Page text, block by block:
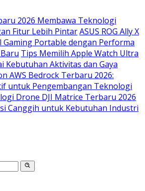
2026 Membawa Teknologi
Fitur Lebih PintarASUS ROG Ally X
Gaming Portable dengan Performa
Tips Memilih Apple Watch Ultra
Kebutuhan Aktivitas dan Gaya
AWS Bedrock Terbaru 2026:
untuk Pengembangan Teknologi
Drone DJI Matrice Terbaru 2026
Canggih untuk Kebutuhan Industri